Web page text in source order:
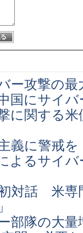
ー攻撃の
国にサイバ
に関する
義に警戒を
よるサイ
対話 米専
部隊の大量